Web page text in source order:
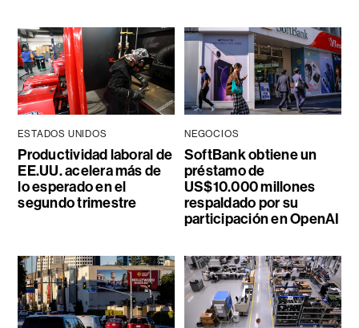
ESTADOS UNIDOS
Productividad laboral de
EE.UU. acelera más de
lo esperado en el
segundo trimestre
NEGOCIOS
SoftBank obtiene un
préstamo de
US$10.000 millones
respaldado por su
participación en OpenAI